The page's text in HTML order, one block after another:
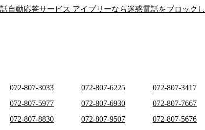
自動応答サービス アイブリーなら迷惑電話をブロックし
072-807-3033 072-807-6225
072-807-3417
072-807-5977 072-807-6930
072-807-7667
072-807-8830 072-807-9507
072-807-5676